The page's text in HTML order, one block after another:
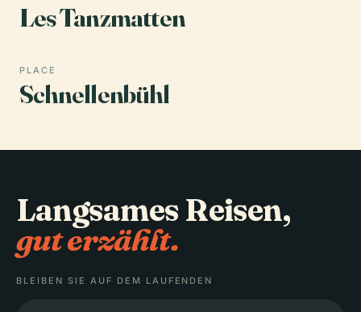
Les Tanzmatten
PLACE
Schnellenbühl
Langsames Reisen,
gut erzählt.
BLEIBEN SIE AUF DEM LAUFENDEN